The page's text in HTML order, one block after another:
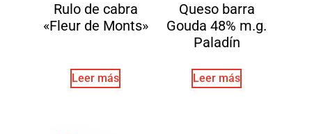
Rulo de cabra
«Fleur de Monts»
Leer más
Queso barra
Gouda 48% m.g.
Paladín
Leer más